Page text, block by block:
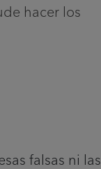
hacer los
falsas ni las